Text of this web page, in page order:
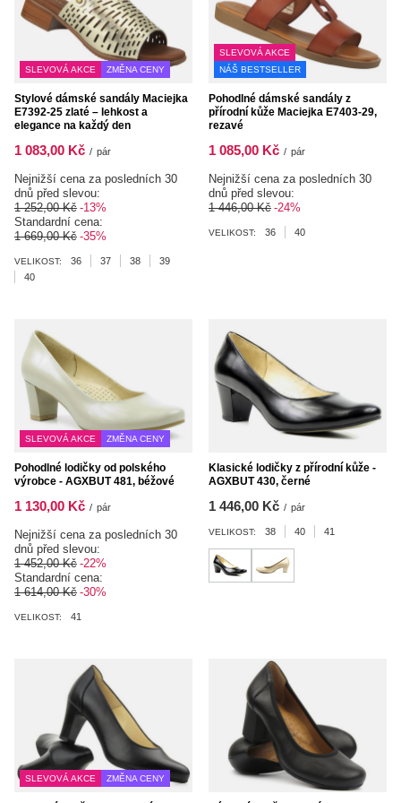
SLEVOVÁ AKCE ZMĚNA CENY
Stylové dámské sandály Maciejka
E7392-25 zlaté – lehkost a
elegance na každý den
1 083,00 Kč / pár
Nejnižší cena za posledních 30
dnů před slevou:
1 252,00 Kč -13%
Standardní cena:
1 669,00 Kč -35%
VELIKOST: 36 37 38
39
40
SLEVOVÁ AKCE
NÁŠ BESTSELLER
Pohodlné dámské sandály z
přírodní kůže Maciejka E7403-29,
rezavé
1 085,00 Kč / pár
Nejnižší cena za posledních 30
dnů před slevou:
1 446,00 Kč -24%
VELIKOST: 36 40
SLEVOVÁ AKCE ZMĚNA CENY
Pohodlné lodičky od polského
výrobce - AGXBUT 481, béžové
1 130,00 Kč / pár
Nejnižší cena za posledních 30
dnů před slevou:
1 452,00 Kč -22%
Standardní cena:
1 614,00 Kč -30%
VELIKOST: 41
Klasické lodičky z přírodní kůže -
AGXBUT 430, černé
1 446,00 Kč / pár
VELIKOST: 38 40 41
SLEVOVÁ AKCE ZMĚNA CENY